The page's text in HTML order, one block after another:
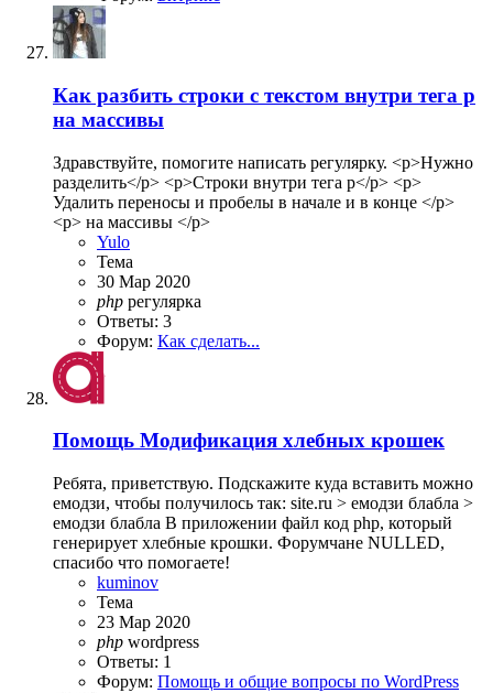
Как разбить строки с текстом внутри тега p
на массивы
Здравствуйте, помогите написать регулярку. <p>Нужно
разделить</p> <p>Строки внутри тега p</p> <p>
Удалить переносы и пробелы в начале и в конце </p>
<p> на массивы </p>
Yulo
Тема
30 Мар 2020
php регулярка
Ответы: 3
Форум: Как сделать...
Помощь Модификация хлебных крошек
Ребята, приветствую. Подскажите куда вставить можно
емодзи, чтобы получилось так: site.ru > емодзи блабла >
емодзи блабла В приложении файл код php, который
генерирует хлебные крошки. Форумчане NULLED,
спасибо что помогаете!
kuminov
Тема
23 Мар 2020
php wordpress
Ответы: 1
Форум: Помощь и общие вопросы по WordPress